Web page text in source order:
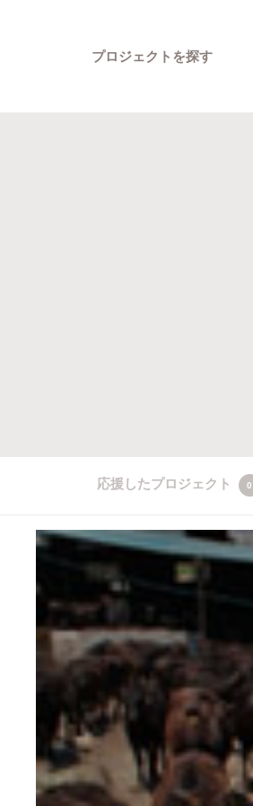
プロジェクトを探す
応援したプロジェクト 0